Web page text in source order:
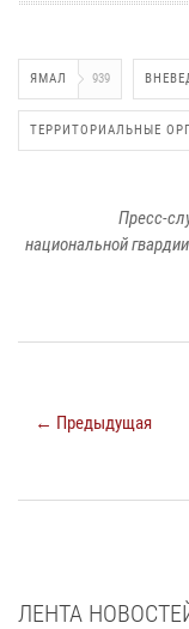
ЯМАЛ 939
ТЕРРИТОРИАЛЬНЫЕ
Пресс-
национальной
← Предыдущая
ЛЕНТА